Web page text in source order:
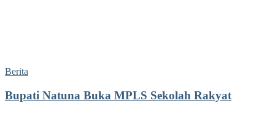
Berita
Bupati Natuna Buka MPLS Sekolah Rakyat